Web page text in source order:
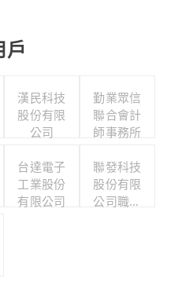
漢民科技
股份有限
公司
勤業眾信
聯合會計
師事務所
台達電子
工業股份
有限公司
聯發科技
股份有限
公司職工